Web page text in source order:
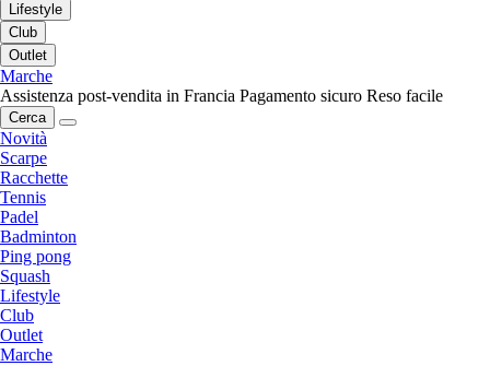
Lifestyle
Club
Outlet
Marche
Assistenza post-vendita in Francia Pagamento sicuro Reso facile
Cerca
Novità
Scarpe
Racchette
Tennis
Padel
Badminton
Ping pong
Squash
Lifestyle
Club
Outlet
Marche